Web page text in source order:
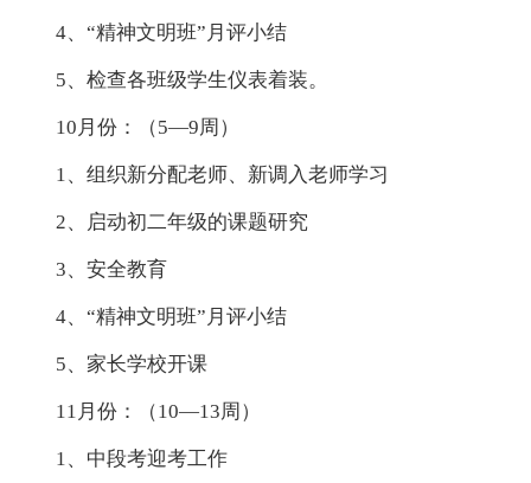
4、“精神文明班”月评小结
5、检查各班级学生仪表着装。
10月份：（5—9周）
1、组织新分配老师、新调入老师学习
2、启动初二年级的课题研究
3、安全教育
4、“精神文明班”月评小结
5、家长学校开课
11月份：（10—13周）
1、中段考迎考工作